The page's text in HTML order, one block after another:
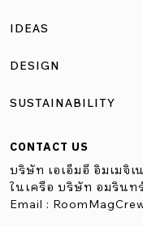
IDEAS
DESIGN
SUSTAINABILITY
CONTACT US
บริษัท เอเอ็มอี อิมเมจิเ
ในเครือ บริษัท อมรินท
Email :